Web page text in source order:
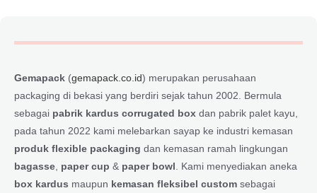
Gemapack (gemapack.co.id) merupakan perusahaan
packaging di bekasi yang berdiri sejak tahun 2002. Bermula
sebagai pabrik kardus corrugated box dan pabrik palet kayu,
pada tahun 2022 kami melebarkan sayap ke industri kemasan
produk flexible packaging dan kemasan ramah lingkungan
bagasse paper cup & paper bowl . Kami menyediakan aneka
box kardus maupun kemasan fleksibel custom sebagai